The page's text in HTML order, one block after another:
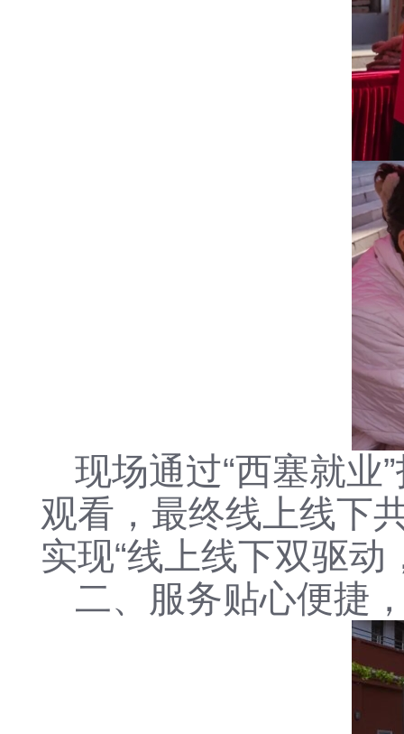
现场通过“西塞就业
观看，最终线上线下
实现“线上线下双驱动
二、服务贴心便捷